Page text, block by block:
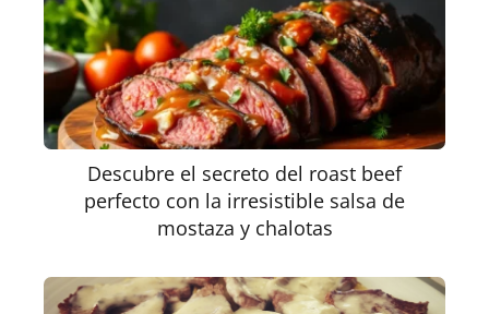
Descubre el secreto del roast beef
perfecto con la irresistible salsa de
mostaza y chalotas